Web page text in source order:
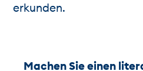
erkunden.
Machen Sie einen